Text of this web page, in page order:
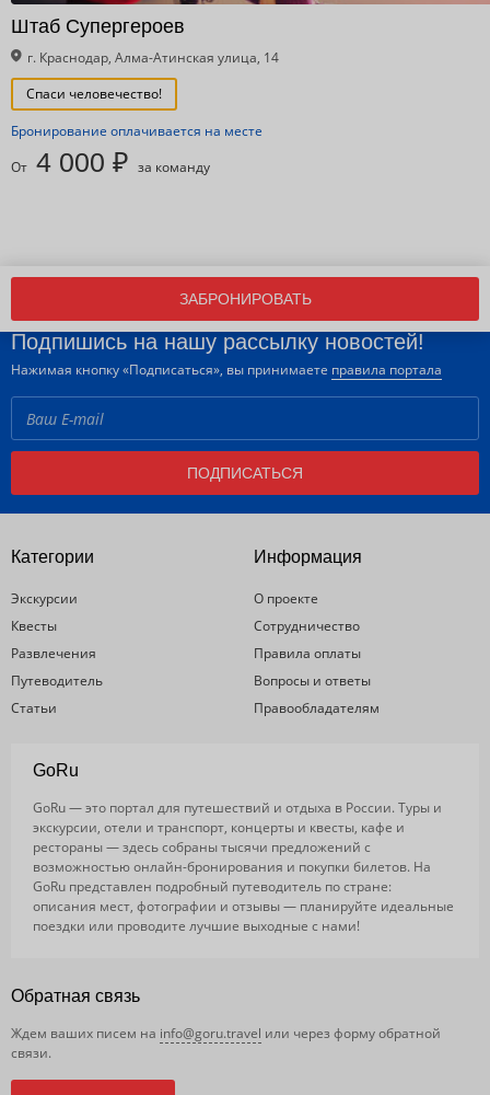
Штаб Супергероев
г. Краснодар, Алма-Атинская улица, 14
Спаси человечество!
Бронирование оплачивается на месте
От 4 000 ₽ за команду
ЗАБРОНИРОВАТЬ
Подпишись на нашу рассылку новостей!
Нажимая кнопку «Подписаться», вы принимаете правила портала
ПОДПИСАТЬСЯ
Категории
Экскурсии
Квесты
Развлечения
Путеводитель
Статьи
Информация
О проекте
Сотрудничество
Правила оплаты
Вопросы и ответы
Правообладателям
GoRu
GoRu — это портал для путешествий и отдыха в России. Туры и
экскурсии, отели и транспорт, концерты и квесты, кафе и
рестораны — здесь собраны тысячи предложений с
возможностью онлайн-бронирования и покупки билетов. На
GoRu представлен подробный путеводитель по стране:
описания мест, фотографии и отзывы — планируйте идеальные
поездки или проводите лучшие выходные с нами!
Обратная связь
Ждем ваших писем на info@goru.travel или через форму обратной
связи.